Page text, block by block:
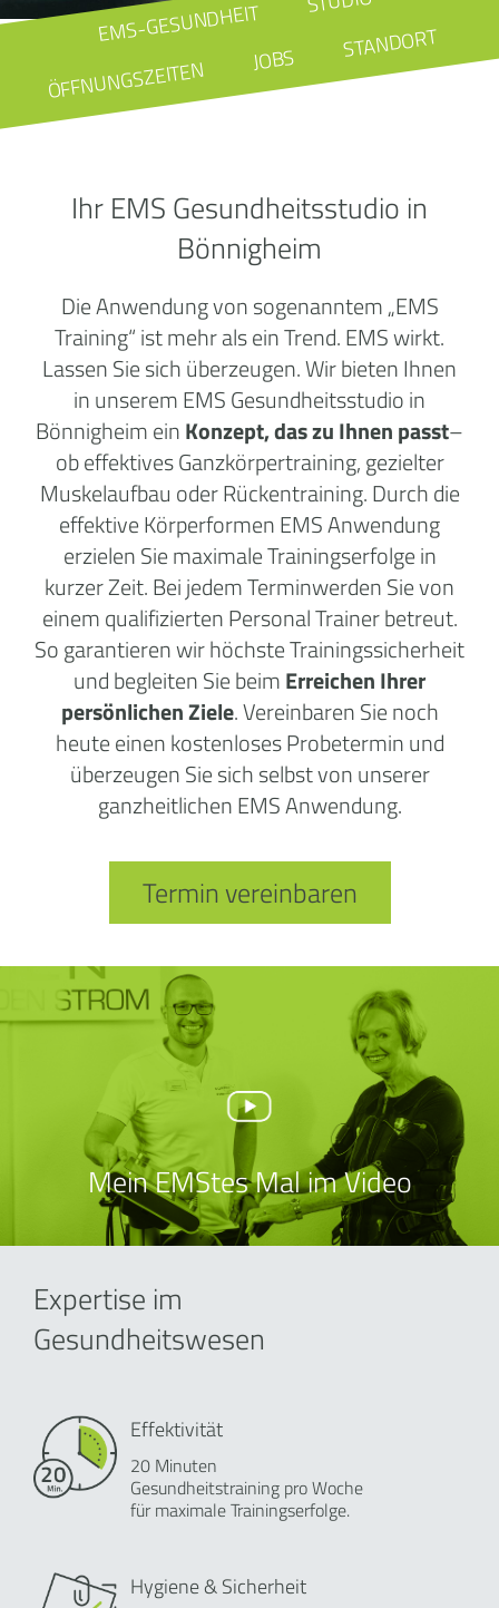
EMS-GESUNDHEIT
ÖFFNUNGSZEITEN JOBS STANDORT
Ihr EMS Gesundheitsstudio in
Bönnigheim
Die Anwendung von sogenanntem „EMS
Training“ ist mehr als ein Trend. EMS wirkt.
Lassen Sie sich überzeugen. Wir bieten Ihnen
in unserem EMS Gesundheitsstudio in
Bönnigheim einKonzept, das zu Ihnen passt–
ob effektives Ganzkörpertraining, gezielter
Muskelaufbau oder Rückentraining. Durch die
effektive Körperformen EMS Anwendung
erzielen Sie maximale Trainingserfolge in
kurzer Zeit. Bei jedem Terminwerden Sie von
einem qualifizierten Personal Trainer betreut.
So garantieren wir höchste Trainingssicherheit
und begleiten Sie beimErreichen Ihrer
persönlichen Ziele. Vereinbaren Sie noch
heute einen kostenloses Probetermin und
überzeugen Sie sich selbst von unserer
ganzheitlichen EMS Anwendung.
Termin vereinbaren
Mein EMStes Mal im Video
Expertise im
Gesundheitswesen
Effektivität
20 Minuten
Gesundheitstraining pro Woche
für maximale Trainingserfolge.
Hygiene & Sicherheit